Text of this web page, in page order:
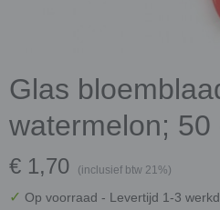
Glas
watermelon; 50
€ 1,70 (inclusief btw 21%)
✓ Op voorraad - Levertijd 1-3